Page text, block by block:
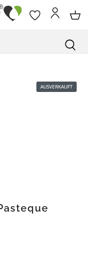
AUSVERKAUFT
5 Sternen